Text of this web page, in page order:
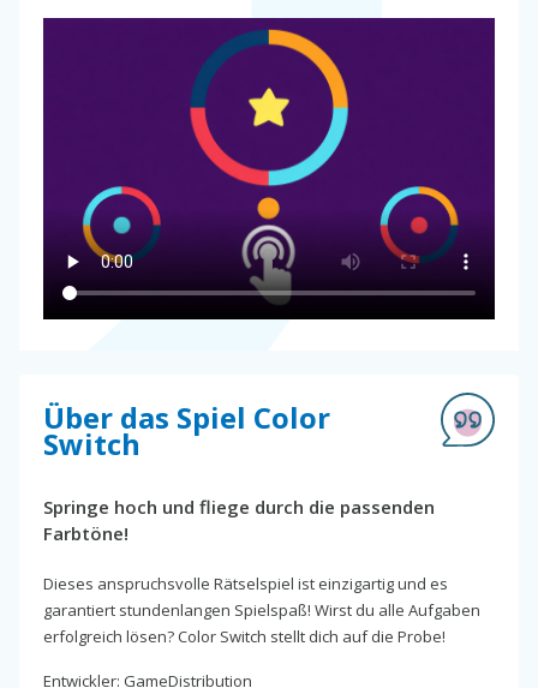
Über das Spiel Color
Switch
Springe hoch und fliege durch die passenden
Farbtöne!
Dieses anspruchsvolle Rätselspiel ist einzigartig und es
garantiert stundenlangen Spielspaß! Wirst du alle Aufgaben
erfolgreich lösen? Color Switch stellt dich auf die Probe!
Entwickler: GameDistribution